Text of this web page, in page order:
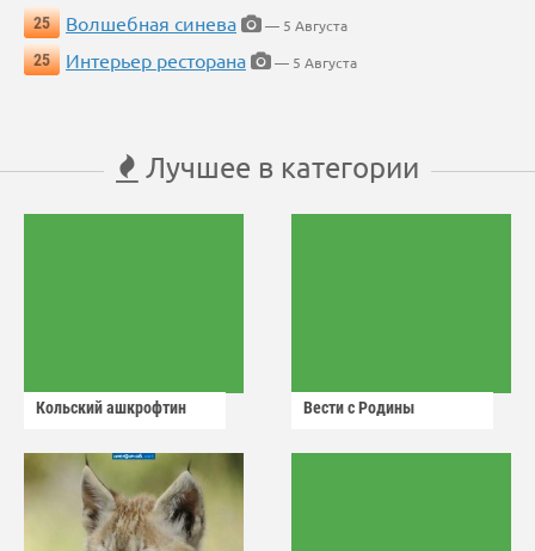
25
Волшебная синева
— 5 Августа
25
Интерьер ресторана — 5 Августа
Лучшее в категории
Кольский ашкрофтин Вести с Родины